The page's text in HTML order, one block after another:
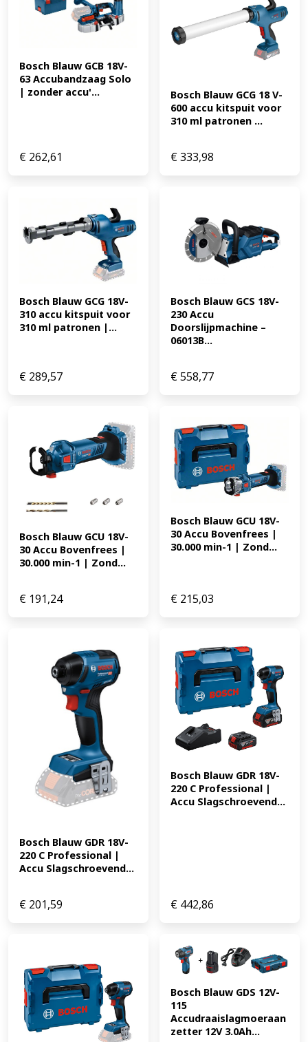
Bosch Blauw GCB 18V-
63 Accubandzaag Solo
| zonder accu'...
€ 262,61
Bosch Blauw GCG 18 V-
600 accu kitspuit voor
310 ml patronen ...
€333,98
Bosch Blauw GCG 18V-
310 accu kitspuit voor
310 ml patronen |...
€ 289,57
Bosch Blauw GCS 18V-
230 Accu
Doorslijpmachine –
06013B...
€558,77
Bosch Blauw GCU 18V-
30 Accu Bovenfrees |
30.000 min-1 | Zond...
€ 191,24
Bosch Blauw GCU 18V-
30 Accu Bovenfrees |
30.000 min-1 | Zond...
€ 215,03
Bosch Blauw GDR 18V-
220 C Professional |
Accu Slagschroevend...
€ 201,59
Bosch Blauw GDR 18V-
220 C Professional |
Accu Slagschroevend...
€ 442,86
Bosch Blauw GDS 12V-
115
Accudraaislagmoeraan
zetter 12V 3.0Ah...